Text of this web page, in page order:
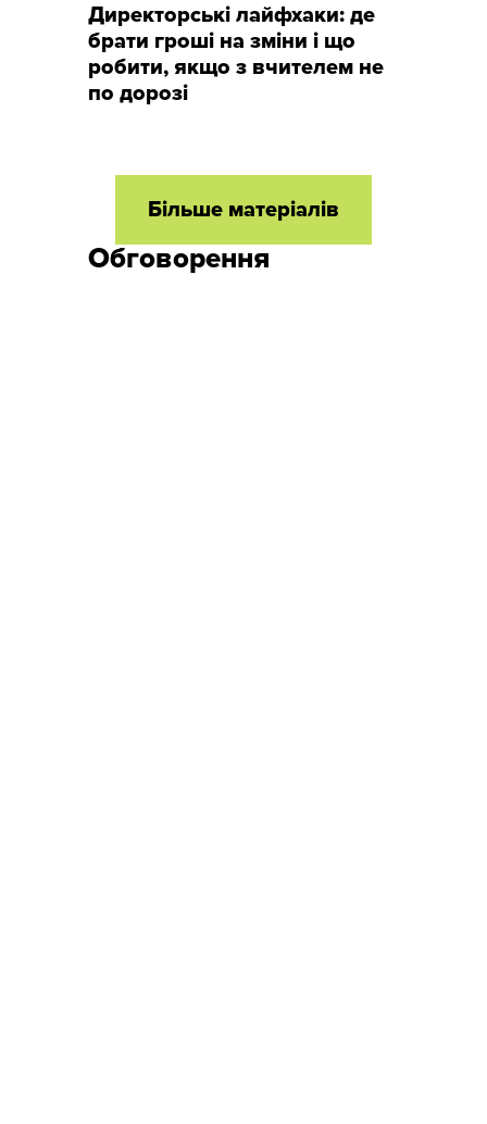
Директорські лайфхаки: де
брати гроші на зміни і що
робити, якщо з вчителем не
по дорозі
Більше матеріалів
Обговорення